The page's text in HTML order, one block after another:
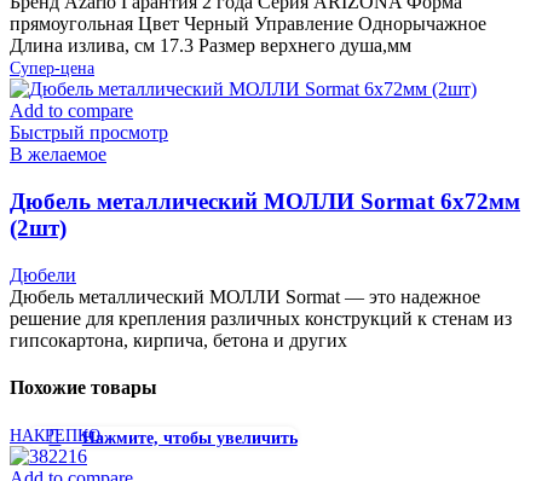
Нажмите, чтобы увеличить
прямоугольная Цвет Черный Управление Однорычажное
Длина излива, см 17.3 Размер верхнего душа,мм
Супер-цена
Add to compare
Быстрый просмотр
В желаемое
Дюбель металлический МОЛЛИ Sormat 6х72мм
(2шт)
Дюбели
Дюбель металлический МОЛЛИ Sormat — это надежное
решение для крепления различных конструкций к стенам из
гипсокартона, кирпича, бетона и других
Похожие товары
НАКРЕПКО